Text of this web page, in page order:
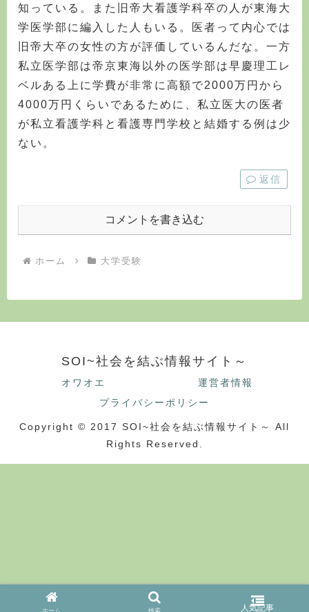
知っている。また旧帝大看護学科卒の人が東海大
学医学部に編入した人もいる。医者って内心では
旧帝大卒の女性の方が評価しているんだな。一方
私立医学部は帝京東海以外の医学部は早慶理工レ
ベルある上に学費が非常に高額で2000万円から
4000万円くらいであるために、私立医大の医者
が私立看護学科と看護専門学校と結婚する例は少
ない。
返信
コメントを書き込む
ホーム 大学受験
SOI~社会を結ぶ情報サイト～
オワオエ
運営者情報
プライバシーポリシー
Copyright © 2017 SOI~社会を結ぶ情報サイト～ All
Rights Reserved.
ホーム 検索